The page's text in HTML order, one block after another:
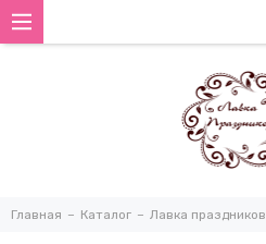
Главная Каталог Лавка праздников